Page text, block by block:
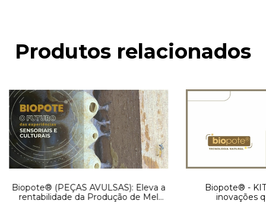
Produtos relacionados
Biopote®️ (PEÇAS AVULSAS): Eleva a
rentabilidade da Produção de Mel
Biopote®️ -
inovações